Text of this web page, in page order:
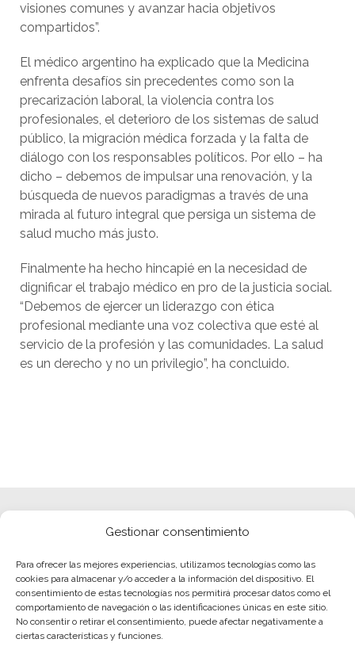
Gestionar consentimiento
Para ofrecer las mejores experiencias, utilizamos tecnologías como las
cookies para almacenar y/o acceder a la información del dispositivo. El
consentimiento de estas tecnologías nos permitirá procesar datos como el
comportamiento de navegación o las identificaciones únicas en este sitio.
No consentir o retirar el consentimiento, puede afectar negativamente a
ciertas características y funciones.
visiones comunes y avanzar hacia objetivos
compartidos”.
El médico argentino ha explicado que la Medicina
enfrenta desafíos sin precedentes como son la
precarización laboral, la violencia contra los
profesionales, el deterioro de los sistemas de salud
público, la migración médica forzada y la falta de
diálogo con los responsables políticos. Por ello – ha
dicho – debemos de impulsar una renovación, y la
búsqueda de nuevos paradigmas a través de una
mirada al futuro integral que persiga un sistema de
salud mucho más justo.
Finalmente ha hecho hincapié en la necesidad de
dignificar el trabajo médico en pro de la justicia social.
“Debemos de ejercer un liderazgo con ética
profesional mediante una voz colectiva que esté al
servicio de la profesión y las comunidades. La salud
es un derecho y no un privilegio”, ha concluido.